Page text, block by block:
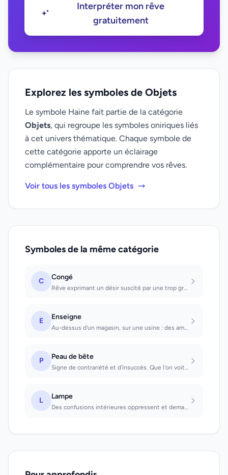
Interpréter mon rêve
gratuitement
Explorez les symboles de Objets
Le symbole Haine fait partie de la catégorie
Objets, qui regroupe les symboles oniriques liés
à cet univers thématique. Chaque symbole de
cette catégorie apporte un éclairage
complémentaire pour comprendre vos rêves.
Voir tous les symboles Objets
Symboles de la même catégorie
C Congé
Rêve exprimant un désir suscité par une trop grande nervosité, l'organisme est f...
E Enseigne
Au-dessus d'un magasin, sur une usine : des amis envieux donnent des soucis.
P Peau de bête
Signe de contrariété et d'insuccès. Que l'on voit : malheur. S'habiller de peaux...
L Lampe
Des confusions intérieures oppressent et demandent à être éclaircies. Que l'on a...